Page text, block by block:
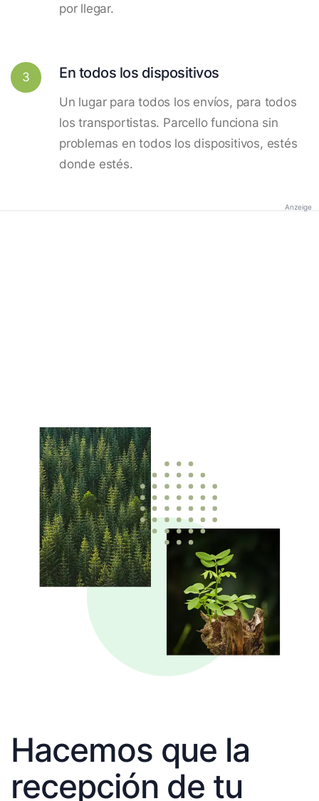
por llegar.
3 En todos los dispositivos
Un lugar para todos los envíos, para todos
los transportistas. Parcello funciona sin
problemas en todos los dispositivos, estés
donde estés.
Anzeige
Hacemos que la
recepción de tu